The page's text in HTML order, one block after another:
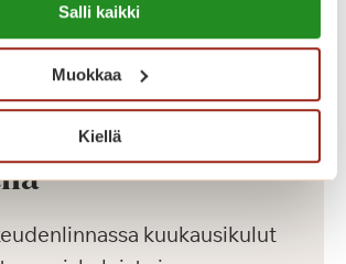
evasteet/
Salli kaikki
Muokkaa
Kiellä
senioriasunnot
kuukausikulut